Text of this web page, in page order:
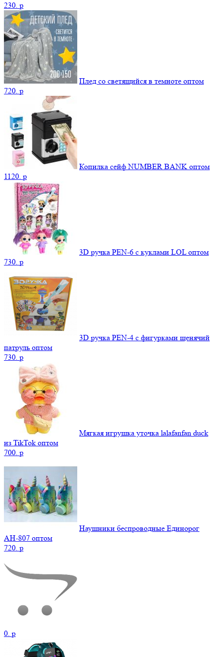
230. p
Плед со светящийся в темноте оптом
720. p
Копилка сейф NUMBER BANK оптом
1120. p
3D ручка PEN-6 с куклами LOL оптом
730. p
3D ручка PEN-4 с фигурками щенячий
патруль оптом
730. p
Мягкая игрушка уточка lalafanfan duck
из TikTok оптом
700. p
Наушники беспроводные Единорог
AH-807 оптом
720. p
0. p